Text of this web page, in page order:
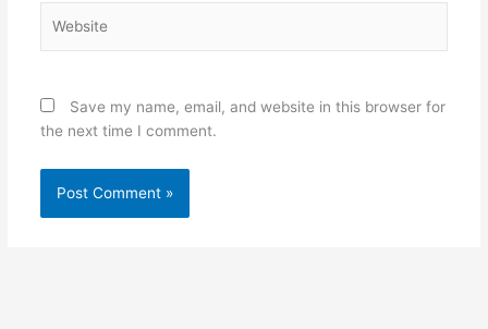
Save my name, email, and website in this browser for
the next time I comment.